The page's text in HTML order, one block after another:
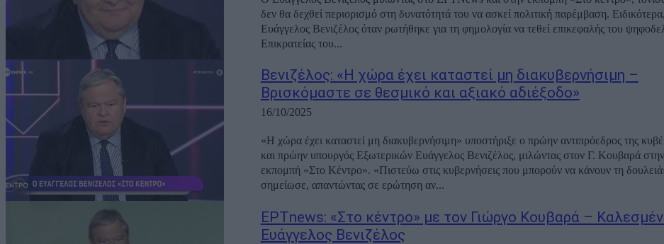
δεν θα δεχθεί περιορισμό στη δυνατότητά του να ασκεί πολιτική παρέμβαση.
Ευάγγελος Βενιζέλος όταν ρωτήθηκε για τη φημολογία να τεθεί επικεφαλής του
Επικρατείας του...
Βενιζέλος: «Η χώρα έχει καταστεί μη διακυβερνήσιμη –
Βρισκόμαστε σε θεσμικό και αξιακό αδιέξοδο»
16/10/2025
«Η χώρα έχει καταστεί μη διακυβερνήσιμη» υποστήριξε ο πρώην αντιπρόεδρος της
και πρώην υπουργός Εξωτερικών Ευάγγελος Βενιζέλος, μιλώντας στον Γ. Κουβαρά στην
εκπομπή «Στο Κέντρο». «Πιστεύω στις κυβερνήσεις που μπορούν να κάνουν τη
σημείωσε, απαντώντας σε ερώτηση αν...
ΕΡΤnews: «Στο κέντρο» με τον Γιώργο Κουβαρά –
Ευάγγελος Βενιζέλος